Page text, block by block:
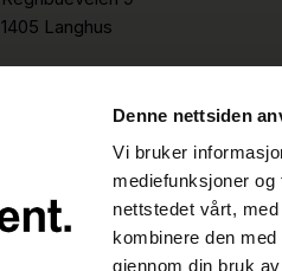
Denne nettsiden
Vi bruker
mediefunksjoner
nettstedet vårt,
kombinere den
gjennom din bruk
1405 Langhus
hello@movement.as